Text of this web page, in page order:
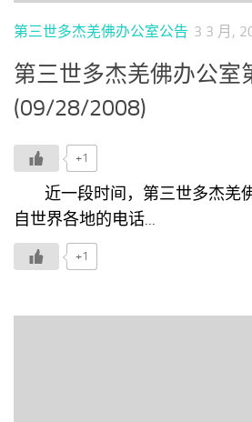
第三世多杰羌佛办公室公告 3 3 月,
第三世多杰羌佛办公室
(09/28/2008)
+1
近一段时间，第三世多杰羌
自世界各地的电话...
+1